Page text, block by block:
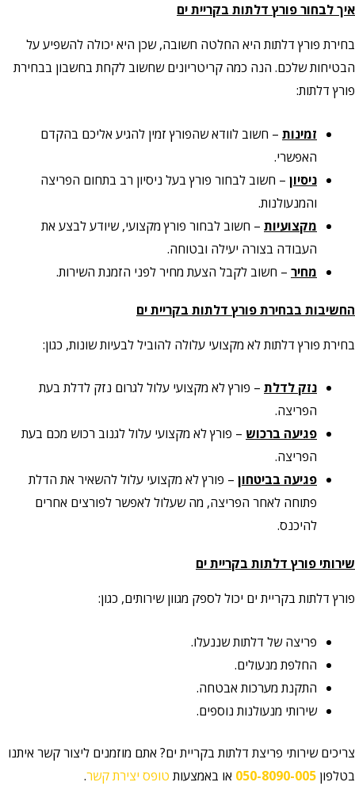
איך לבחור פורץ דלתות בקריית ים
בחירת פורץ דלתות היא החלטה חשובה, שכן היא יכולה להשפיע על
הבטיחות שלכם. הנה כמה קריטריונים שחשוב לקחת בחשבון בבחירת
פורץ דלתות:
זמינות – חשוב לוודא שהפורץ זמין להגיע אליכם בהקדם
האפשרי.
ניסיון – חשוב לבחור פורץ בעל ניסיון רב בתחום הפריצה
והמנעולנות.
מקצועיות – חשוב לבחור פורץ מקצועי, שיודע לבצע את
העבודה בצורה יעילה ובטוחה.
מחיר – חשוב לקבל הצעת מחיר לפני הזמנת השירות.
החשיבות בבחירת פורץ דלתות בקריית ים
בחירת פורץ דלתות לא מקצועי עלולה להוביל לבעיות שונות, כגון:
נזק לדלת – פורץ לא מקצועי עלול לגרום נזק לדלת בעת
הפריצה.
פגיעה ברכוש – פורץ לא מקצועי עלול לגנוב רכוש מכם בעת
הפריצה.
פגיעה בביטחון – פורץ לא מקצועי עלול להשאיר את הדלת
פתוחה לאחר הפריצה, מה שעלול לאפשר לפורצים אחרים
להיכנס.
שירותי פורץ דלתות בקריית ים
פורץ דלתות בקריית ים יכול לספק מגוון שירותים, כגון:
פריצה של דלתות שננעלו.
החלפת מנעולים.
התקנת מערכות אבטחה.
שירותי מנעולנות נוספים.
צריכים שירותי פריצת דלתות בקריית ים? אתם מוזמנים ליצור קשר איתנו
בטלפון 050-8090-005 או באמצעות טופס יצירת קשר.